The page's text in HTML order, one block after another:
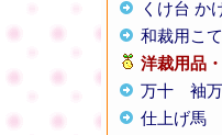
くけ台 か
和裁用こ
洋裁用品
万十
袖
仕上げ馬